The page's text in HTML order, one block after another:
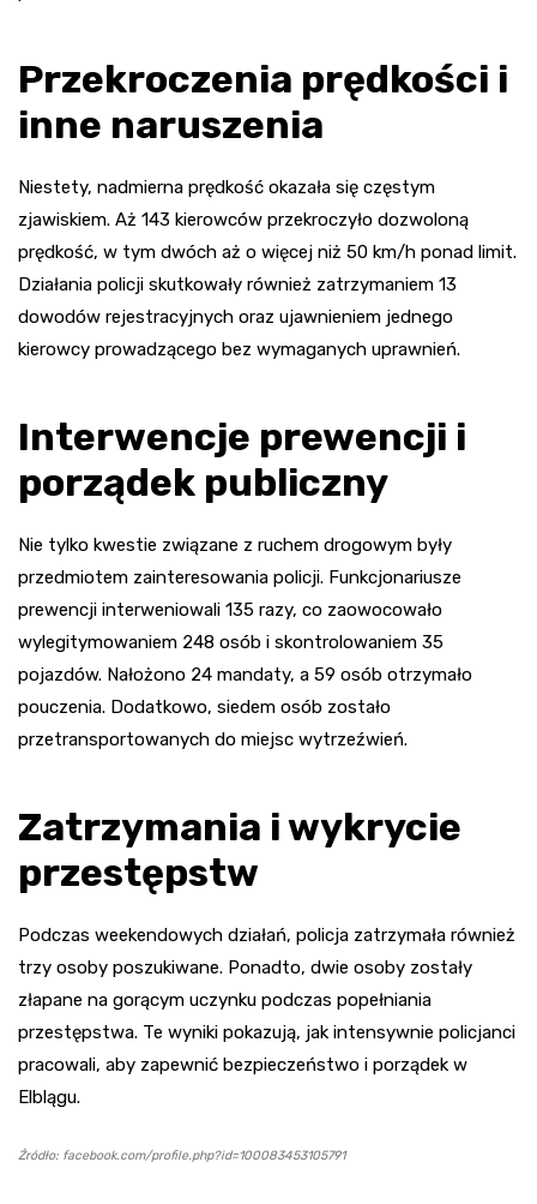
Przekroczenia prędkości i
inne naruszenia
Niestety, nadmierna prędkość okazała się częstym
zjawiskiem. Aż 143 kierowców przekroczyło dozwoloną
prędkość, w tym dwóch aż o więcej niż 50 km/h ponad limit.
Działania policji skutkowały również zatrzymaniem 13
dowodów rejestracyjnych oraz ujawnieniem jednego
kierowcy prowadzącego bez wymaganych uprawnień.
Interwencje prewencji i
porządek publiczny
Nie tylko kwestie związane z ruchem drogowym były
przedmiotem zainteresowania policji. Funkcjonariusze
prewencji interweniowali 135 razy, co zaowocowało
wylegitymowaniem 248 osób i skontrolowaniem 35
pojazdów. Nałożono 24 mandaty, a 59 osób otrzymało
pouczenia. Dodatkowo, siedem osób zostało
przetransportowanych do miejsc wytrzeźwień.
Zatrzymania i wykrycie
przestępstw
Podczas weekendowych działań, policja zatrzymała również
trzy osoby poszukiwane. Ponadto, dwie osoby zostały
złapane na gorącym uczynku podczas popełniania
przestępstwa. Te wyniki pokazują, jak intensywnie policjanci
pracowali, aby zapewnić bezpieczeństwo i porządek w
Elblągu.
Źródło: facebook.com/profile.php?id=100083453105791